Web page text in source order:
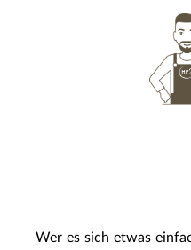
Wer es sich etwas